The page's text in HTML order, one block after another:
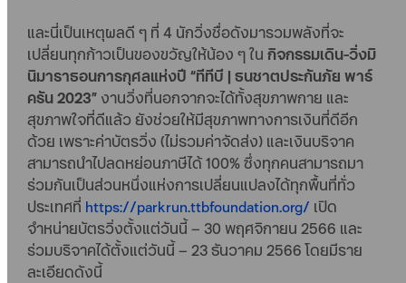
และนี่เป็นเหตุผลดี ๆ ที่ 4 นักวิ่งชื่อดังมารวมพลังที่จะ
เปลี่ยนทุกก้าวเป็นของขวัญให้น้อง ๆ ใน กิจกรรมเดิน-วิ่งมิ
นิมาราธอนการกุศลแห่งปี “ทีทีบี | ธนชาตประกันภัย พาร์
ครัน 2023” งานวิ่งที่นอกจากจะได้ทั้งสุขภาพกาย และ
สุขภาพใจที่ดีแล้ว ยังช่วยให้มีสุขภาพทางการเงินที่ดีอีก
ด้วย เพราะค่าบัตรวิ่ง (ไม่รวมค่าจัดส่ง) และเงินบริจาค
สามารถนำไปลดหย่อนภาษีได้ 100% ซึ่งทุกคนสามารถมา
ร่วมกันเป็นส่วนหนึ่งแห่งการเปลี่ยนแปลงได้ทุกพื้นที่ทั่ว
ประเทศที่ https://parkrun.ttbfoundation.org/ เปิด
จำหน่ายบัตรวิ่งตั้งแต่วันนี้ – 30 พฤศจิกายน 2566 และ
ร่วมบริจาคได้ตั้งแต่วันนี้ – 23 ธันวาคม 2566 โดยมีราย
ละเอียดดังนี้